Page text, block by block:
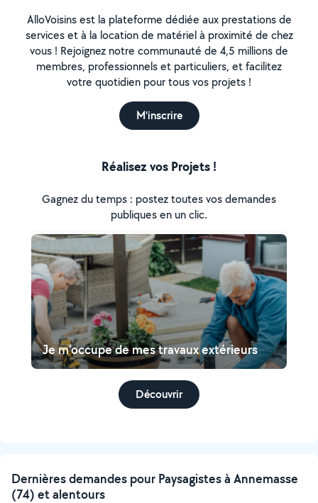
AlloVoisins est la plateforme dédiée aux prestations de
services et à la location de matériel à proximité de chez
vous ! Rejoignez notre communauté de 4,5 millions de
membres, professionnels et particuliers, et facilitez
votre quotidien pour tous vos projets !
M'inscrire
Réalisez vos Projets !
Gagnez du temps : postez toutes vos demandes
publiques en un clic.
Je m'occupe de mes travaux extérieurs
Découvrir
Dernières demandes pour Paysagistes à Annemasse
(74) et alentours